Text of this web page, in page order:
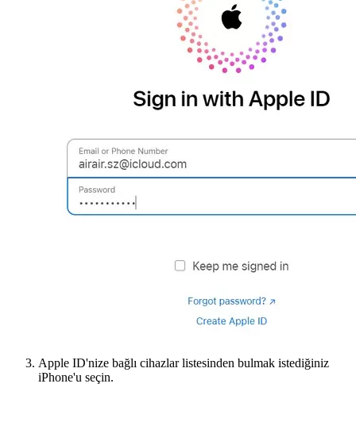
Apple ID'nize bağlı cihazlar listesinden bulmak istediğiniz
iPhone'u seçin.